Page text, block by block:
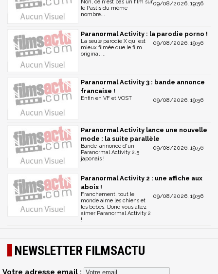
09/08/2026, 19:56
Non, ce n'est pas un film sur
le Pastis du même
nombre...
Paranormal Activity : la parodie porno !
09/08/2026, 19:56
La seule parodie X qui est
mieux filmée que le film
original ...
Paranormal Activity 3 : bande annonce
francaise !
09/08/2026, 19:56
Enfin en VF et VOST
Paranormal Activity lance une nouvelle
mode : la suite parallèle
09/08/2026, 19:56
Bande-annonce d'un
Paranormal Activity 2.5
japonais !
Paranormal Activity 2 : une affiche aux
abois !
09/08/2026, 19:56
Franchement, tout le
monde aime les chiens et
les bébés. Donc vous allez
aimer Paranormal Activity 2
!
NEWSLETTER FILMSACTU
Votre adresse email :